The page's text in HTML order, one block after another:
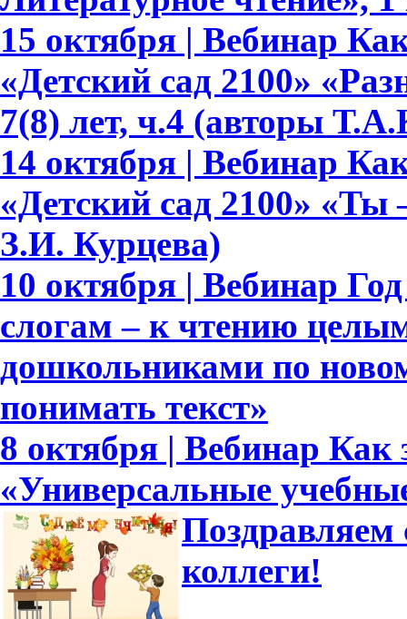
15 октября | Вебинар
«Детский сад 2100»
7(8) лет, ч.4 (авторы
14 октября | Вебинар
«Детский сад 2100» «Ты
З.И. Курцева)
10 октября | Вебинар
слогам – к чтению
дошкольниками по
понимать текст»
8 октября | Вебинар Как
«Универсальные
Поздравляем
коллеги!